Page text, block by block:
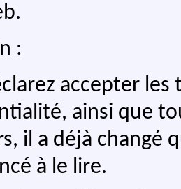
:
accepter
ainsi que
il a déjà changé
à le lire.